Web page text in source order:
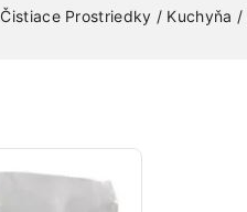
Čistiace Prostriedky / Kuchyňa /